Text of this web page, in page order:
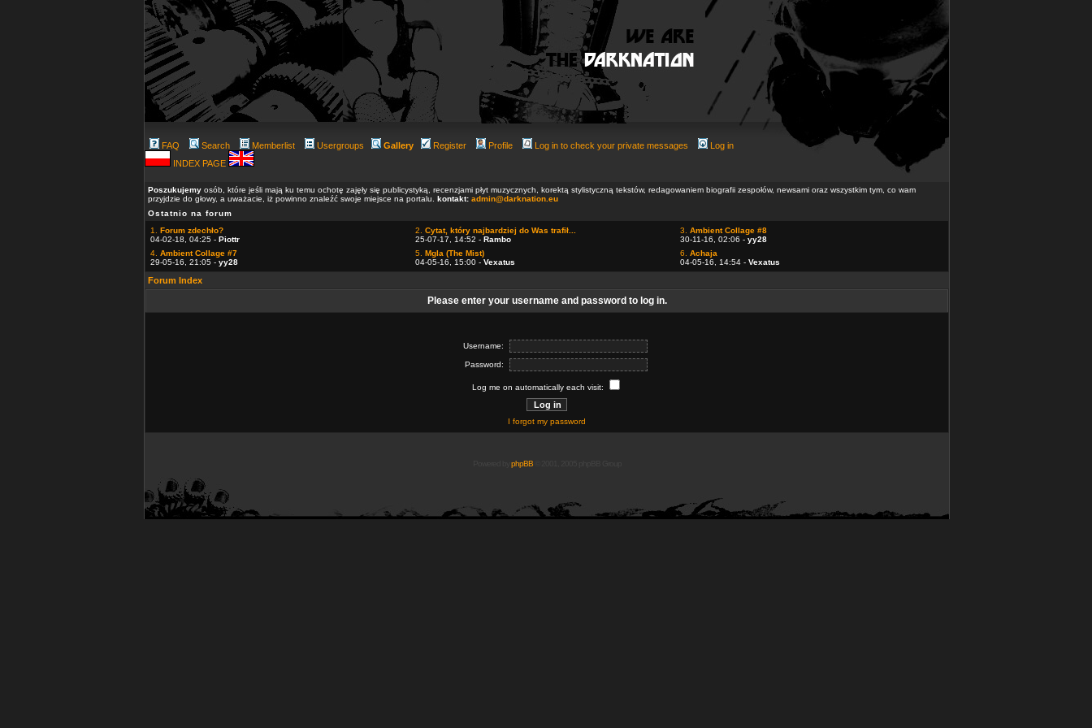
FAQ Search Memberlist Usergroups Gallery Register Profile Log in to check your private messages
Log in
INDEX PAGE
Poszukujemy osób, które jeśli mają ku temu ochotę zajęły się publicystyką, recenzjami płyt muzycznych, korektą stylistyczną tekstów, redagowaniem biografii zespołów, newsami oraz wszystkim tym, co wam
przyjdzie do głowy, a uważacie, iż powinno znaleźć swoje miejsce na portalu. kontakt: admin@darknation.eu
Ostatnio na forum
1. Forum zdechło?
04-02-18, 04:25 - Piottr
2. Cytat, który najbardziej do Was trafił...
25-07-17, 14:52 - Rambo
3. Ambient Collage #8
30-11-16, 02:06 - yy28
4. Ambient Collage #7
29-05-16, 21:05 - yy28
5. Mgla (The Mist)
04-05-16, 15:00 - Vexatus
6. Achaja
04-05-16, 14:54 - Vexatus
Forum Index
Please enter your username and password to log in.
Username:
Password:
Log me on automatically each visit:
I forgot my password
phpBB© 2001, 2005 phpBB Group